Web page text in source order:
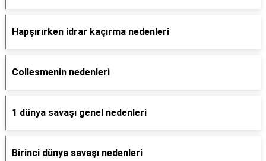
Hapşırırken idrar kaçırma nedenleri
Collesmenin nedenleri
1 dünya savaşı genel nedenleri
Birinci dünya savaşı nedenleri